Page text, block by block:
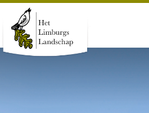
Zoek